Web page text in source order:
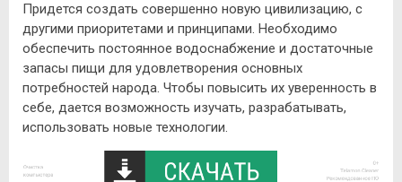
Придется создать совершенно новую цивилизацию, с
другими приоритетами и принципами. Необходимо
обеспечить постоянное водоснабжение и достаточные
запасы пищи для удовлетворения основных
потребностей народа. Чтобы повысить их уверенность в
себе, дается возможность изучать, разрабатывать,
использовать новые технологии.